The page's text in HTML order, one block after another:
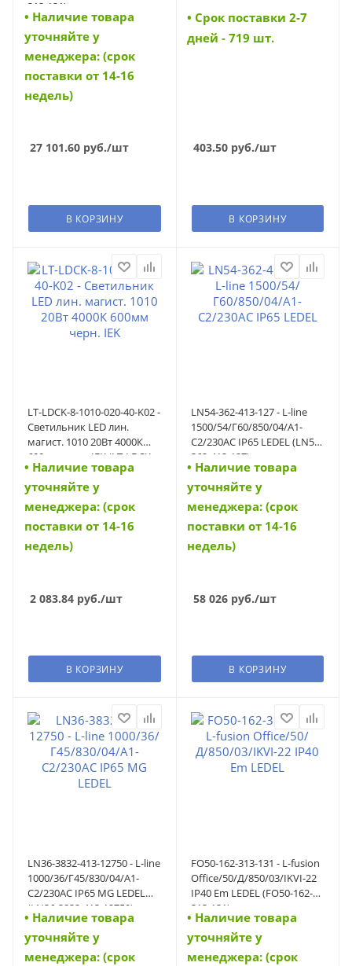
313-131)
• Наличие товара
уточняйте у
менеджера: (срок
поставки от 14-16
недель)
27 101.60 руб./шт
В КОРЗИНУ
(LDBO0-3002-7-4000-K01)
(LDBO0-3002-7-4000-K01)
• Cрок поставки 2-7
дней - 719 шт.
403.50руб./шт
В КОРЗИНУ
LT-LDCK-8-1010-020-40-K02 -
Светильник LED лин.
магист. 1010 20Вт 4000К
600мм черн. IEK (LT-LDCK-
8-1010-020-40-K02)
• Наличие товара
уточняйте у
менеджера: (срок
поставки от 14-16
недель)
2 083.84 руб./шт
В КОРЗИНУ
LN54-362-413-127 - L-line
1500/54/Г60/850/04/A1-
C2/230AC IP65 LEDEL (LN54-
362-413-127)
• Наличие товара
уточняйте у
менеджера: (срок
поставки от 14-16
недель)
58 026руб./шт
В КОРЗИНУ
LN36-3832-413-12750 - L-line
1000/36/Г45/830/04/A1-
C2/230AC IP65 MG LEDEL
(LN36-3832-413-12750)
• Наличие товара
уточняйте у
менеджера: (срок
FO50-162-313-131 - L-fusion
Office/50/Д/850/03/IKVI-22
IP40 Em LEDEL (FO50-162-
313-131)
• Наличие товара
уточняйте у
менеджера: (срок